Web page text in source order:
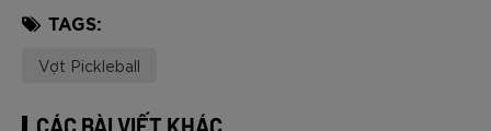
TAGS:
Vợt Pickleball
CÁC BÀI VIẾT KHÁC